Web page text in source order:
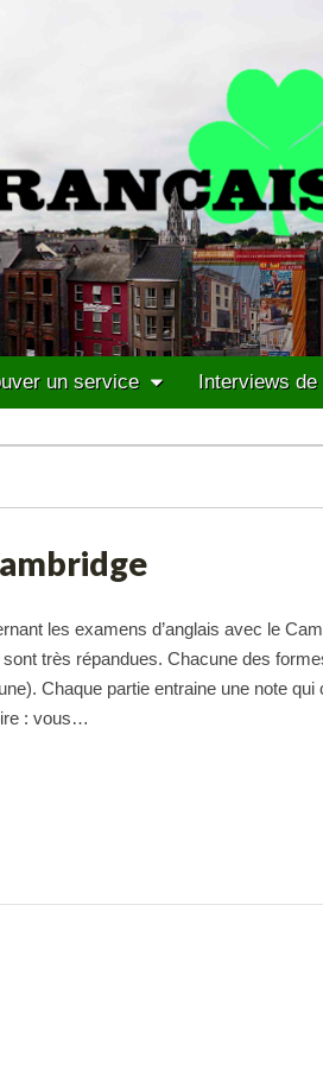
un service Interviews
les examens d’anglais avec le
très répandues. Chacune des
Chaque partie entraine une note
: vous…